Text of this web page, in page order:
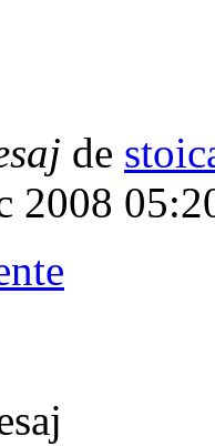
de
2008